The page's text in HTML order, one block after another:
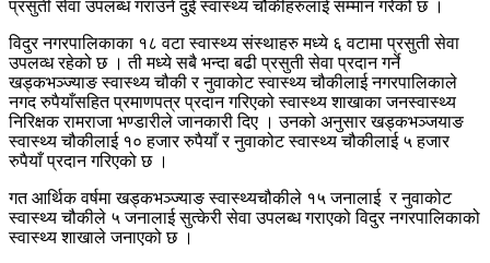
प्रसुती सेवा उपलब्ध गराउने दुई स्वास्थ्य चौकीहरुलाई सम्मान गरेको छ ।
विदुर नगरपालिकाका १८ वटा स्वास्थ्य संस्थाहरु मध्ये ६ वटामा प्रसुती सेवा
उपलव्ध रहेको छ । ती मध्ये सबै भन्दा बढी प्रसुती सेवा प्रदान गर्ने
खड्कभञ्ज्याङ स्वास्थ्य चौकी र नुवाकोट स्वास्थ्य चौकीलाई नगरपालिकाले
नगद रुपैयाँसहित प्रमाणपत्र प्रदान गरिएको स्वास्थ्य शाखाका जनस्वास्थ्य
निरिक्षक रामराजा भण्डारीले जानकारी दिए । उनको अनुसार खड्कभञ्जयाङ
स्वास्थ्य चौकीलाई १० हजार रुपैयाँ र नुवाकोट स्वास्थ्य चौकीलाई ५ हजार
रुपैयाँ प्रदान गरिएको छ ।
गत आर्थिक वर्षमा खड्कभञ्ज्याङ स्वास्थ्यचौकीले १५ जनालाई र नुवाकोट
स्वास्थ्य चौकीले ५ जनालाई सुत्केरी सेवा उपलब्ध गराएको विदुर नगरपालिकाको
स्वास्थ्य शाखाले जनाएको छ ।